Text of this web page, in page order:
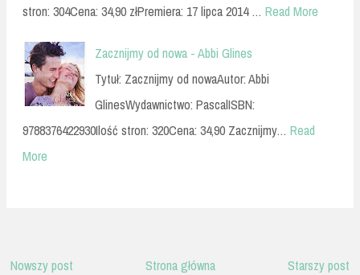
stron: 304Cena: 34,90 złPremiera: 17 lipca 2014 … Read More
Zacznijmy od nowa - Abbi Glines
Tytuł: Zacznijmy od nowaAutor: Abbi
GlinesWydawnictwo: PascalISBN:
9788376422930Ilość stron: 320Cena: 34,90 Zacznijmy… Read
More
Nowszy post Starszy post
Strona główna